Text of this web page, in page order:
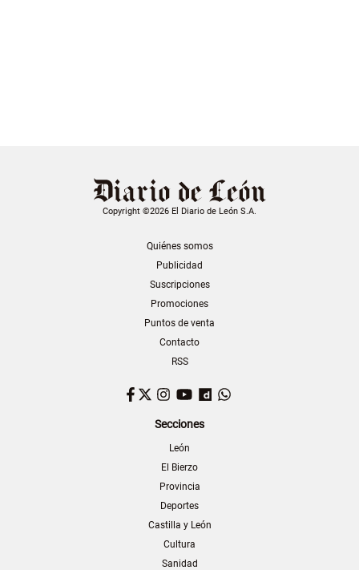
Copyright ©2026 El Diario de León S.A.
Quiénes somos
Publicidad
Suscripciones
Promociones
Puntos de venta
Contacto
RSS
Facebook
TwitterInstagram
YouTubeDailymotion
Secciones
León
El Bierzo
Provincia
Deportes
Castilla y León
Cultura
Sanidad